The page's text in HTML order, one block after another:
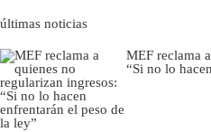
últimas noticias
MEF reclama
“Si no lo